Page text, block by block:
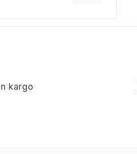
kargo